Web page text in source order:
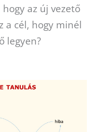
az új vezető
a cél, hogy minél
legyen?